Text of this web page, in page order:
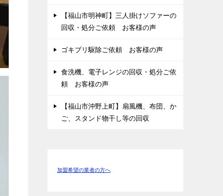
【福山市明神町】三人掛けソファーの
回収・処分ご依頼 お客様の声
ゴキブリ駆除ご依頼 お客様の声
食洗機、電子レンジの回収・処分ご依
頼 お客様の声
【福山市沖野上町】扇風機、布団、か
ご、スタンド物干し等の回収
加盟希望の業者の方へ